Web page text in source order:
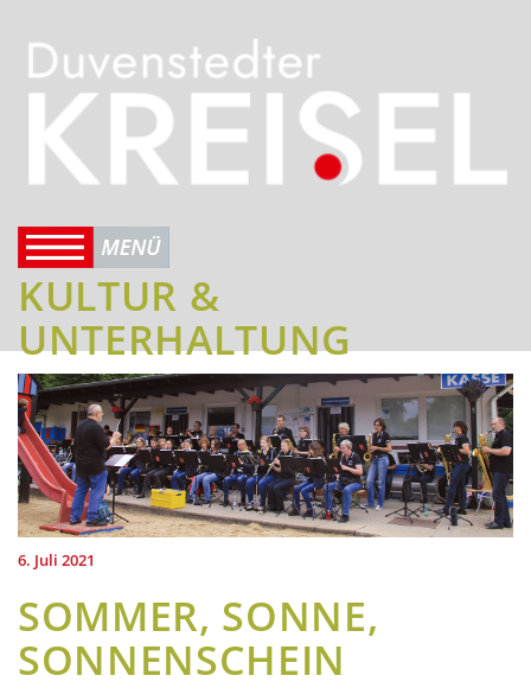
KULTUR &
UNTERHALTUNG
6. Juli 2021
SOMMER, SONNE,
SONNENSCHEIN